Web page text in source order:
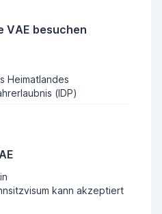
VAE besuchen
Heimatlandes
(IDP)
kann akzeptiert